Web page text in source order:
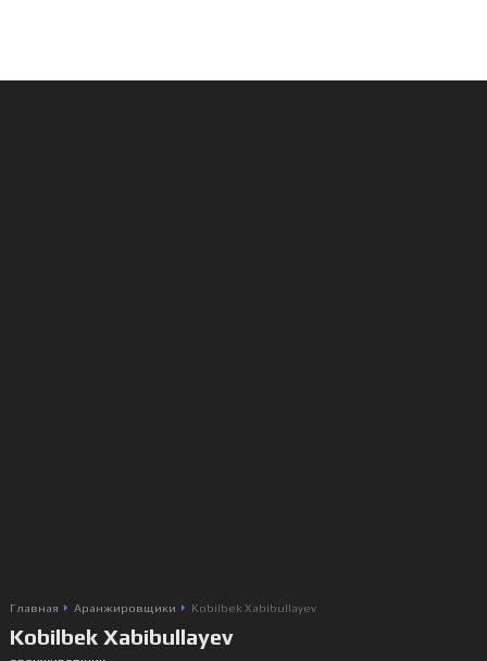
Главная Аранжировщики Kobilbek Xabibullayev
Kobilbek Xabibullayev